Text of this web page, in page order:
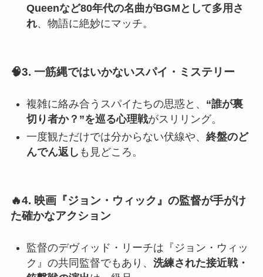
Queenなど80年代の名曲がBGMとして多用さ
れ、物語に絶妙にマッチ。
🧠3. 一筋縄ではいかないスパイ・ミステリー
複雑に絡み合うスパイたちの思惑と、 “誰が裏
切り者か？”を巡る心理戦がスリリング。
一度観ただけでは分からない伏線や、 終盤のど
んでん返し も見どころ。
🔥4. 映画『ジョン・ウィック』の監督が手がけ
た確かなアクション
監督のデヴィッド・リーチは『ジョン・ウィッ
ク』の共同監督でもあり、 洗練された接近戦・